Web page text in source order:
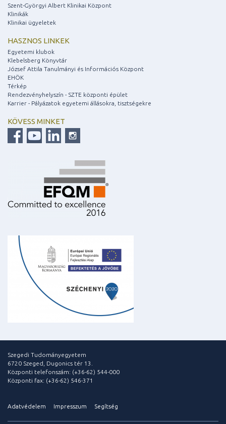
Szent-Györgyi Albert Klinikai Központ
Klinikák
Klinikai ügyeletek
HASZNOS LINKEK
Egyetemi klubok
Klebelsberg Könyvtár
József Attila Tanulmányi és Információs Központ
EHÖK
Térkép
Rendezvényhelyszín - SZTE központi épület
Karrier - Pályázatok egyetemi állásokra, tisztségekre
KÖVESS MINKET
Szegedi Tudományegyetem
6720 Szeged, Dugonics tér 13.
Központi telefonszám: (+36-62) 544-000
Központi fax: (+36-62) 546-371
Adatvédelem Impresszum Segítség